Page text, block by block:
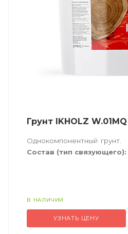
Грунт IKHOLZ W.01MQ
Однокомпонентный грунт.
Состав (тип связующего):
Техническое описание
В НАЛИЧИИ
УЗНАТЬ ЦЕНУ